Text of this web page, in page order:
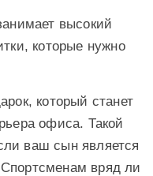
высокий
которые нужно
который станет
офиса. Такой
ваш сын является
Спортсменам вряд ли